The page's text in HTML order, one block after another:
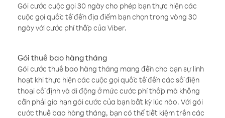
Gói cước cuộc gọi 30 ngày cho phép bạn thực hiện các
cuộc gọi quốc tế đến địa điểm bạn chọn trong vòng 30
ngày với cước phí thấp của Viber.
Gói thuê bao hàng tháng
Gói cước thuê bao hàng tháng mang đến cho bạn sự linh
hoạt khi thực hiện các cuộc gọi quốc tế đến các số điện
thoại cố định và di động ở mức cước phí thấp mà không
cần phải gia hạn gói cước của bạn bất kỳ lúc nào. Với gói
cước thuê bao hàng tháng, bạn có thể tiết kiệm trên các